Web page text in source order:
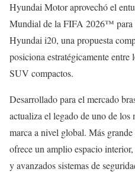
Hyundai Motor aprovechó el
Mundial de la FIFA 2026™ para
Hyundai i20, una propuesta
posiciona estratégicamente entre
SUV compactos.
Desarrollado para el mercado
actualiza el legado de uno de los
marca a nivel global. Más
ofrece un amplio espacio
y avanzados sistemas de